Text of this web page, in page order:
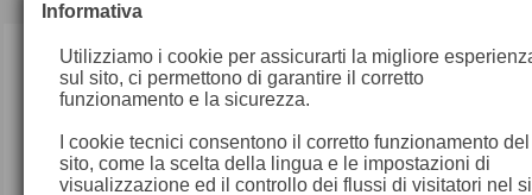
Informativa
Utilizziamo i cookie per assicurarti la migliore
sul sito, ci permettono di garantire il corretto
funzionamento e la sicurezza.
I cookie tecnici consentono il corretto funzionamento del
sito, come la scelta della lingua e le impostazioni di
visualizzazione ed il controllo dei flussi di visitatori nel